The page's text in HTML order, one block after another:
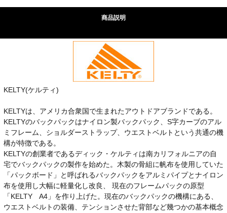
商品説明
KELTY(ケルティ)
KELTYは、アメリカ合衆国で生まれたアウトドアブランドである。
KELTYのバックパックはナイロン製バックパック、S字カーブのアル
ミフレーム、ショルダーストラップ、ウエストベルトという共通の機
構が特徴である。
KELTYの創業者であるディック・ケルティは南カリフォルニアの自
宅でバックパックの製作を始めた。木製の骨組に帆布を使用していた
「パックボード」と呼ばれるバックパックをアルミパイプとナイロン
布を使用し大幅に軽量化し改良、 現在のフレームパックの原型
「KELTY A4」を作り上げた。現在のバックパックの機構にある、
ウエストベルトの装備、テンションさせた背部など幾つかの基本概念